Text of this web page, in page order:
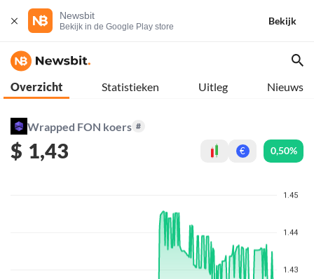
Newsbit
Bekijk in de Google Play store
Bekijk
Overzicht Statistieken Uitleg Nieuws
Wrapped FON koers #
$ 1,43 € 0,50%